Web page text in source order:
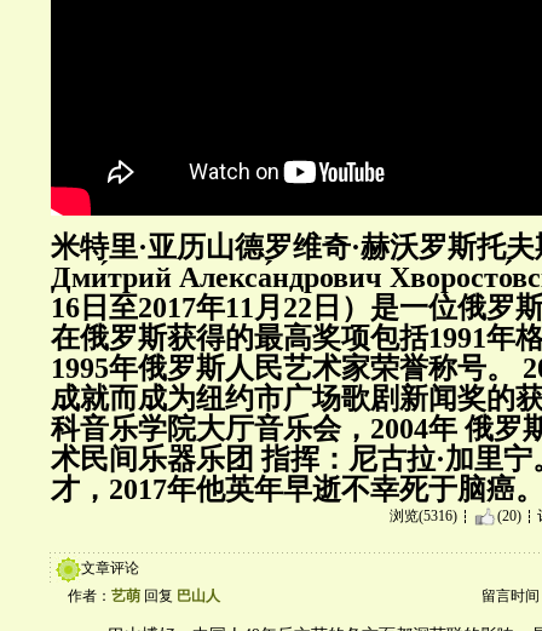
米特里·亚历山德罗维奇·赫沃罗斯托
Дми́трий Алекса́ндрович
16日至2017年11月22日）是一位俄罗
在俄罗斯获得的最高奖项包括1991年
1995年俄罗斯人民艺术家荣誉称号。
成就而成为纽约市广场歌剧新闻奖的
科音乐学院大厅音乐会，2004年 俄罗
术民间乐器乐团 指挥：尼古拉·加里
才，2017年他英年早逝不幸死于脑癌
浏览(5316) (20)
文章评论
作者： 艺萌 回复 巴山人 留言时间